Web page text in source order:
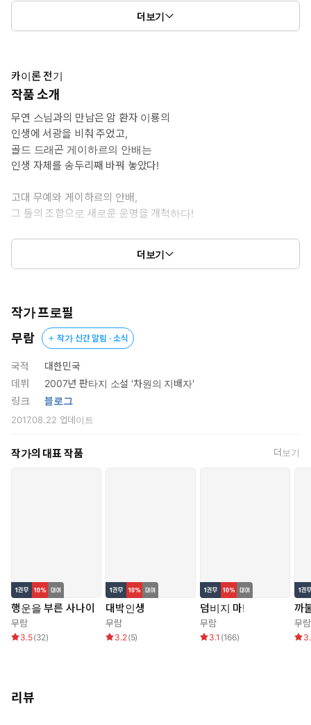
4권: 76화 ~ 100화
더보기
카이론 전기
작품 소개
무연 스님과의 만남은 암 환자 이룡의
인생에 서광을 비춰 주었고,
골드 드래곤 게이하르의 안배는
인생 자체를 송두리째 바꿔 놓았다!
고대 무예와 게이하르의 안배,
그 둘의 조합으로 새로운 운명을 개척하다!
아스트 대륙의 절대자로 군림하는
카이론의 신화가 지금 펼쳐진다!
더보기
작가 프로필
무람
작가 신간 알림 · 소식
국적
대한민국
데뷔
2007년 판타지 소설 '차원의 지배자'
링크
블로그
2017.08.22 업데이트
작가의 대표 작품 더보기
행운을 부른 사나이
무람
3.5(32)
대박인생
무람
3.2(5)
덤비지 마!
무람
3.1 (166)
까
무람
리뷰